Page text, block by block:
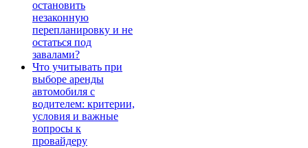
остановить
незаконную
перепланировку и не
остаться под
завалами?
Что учитывать при
выборе аренды
автомобиля с
водителем: критерии,
условия и важные
вопросы к
провайдеру